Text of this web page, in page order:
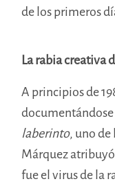
de los primeros
La rabia creativa
A principios de
laberinto, uno de
Márquez
fue el virus de la